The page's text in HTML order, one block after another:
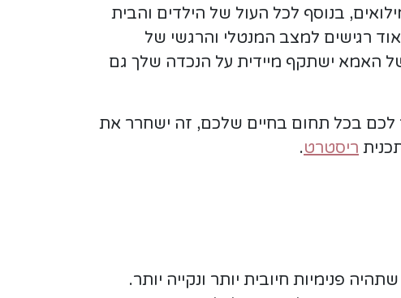
נמצא במילואים, בנוסף לכל העול של הילדים והבית
רגישים למצב המנטלי והרגשי של
של האמא ישתקף מיידית על הנכדה שלך גם
לכם בכל תחום בחיים שלכם, זה ישחרר את
ריסטרט.
פנימיות חיובית יותר ונקייה יותר.